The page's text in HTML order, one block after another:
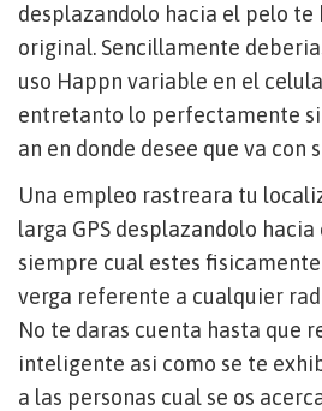
desplazandolo hacia el pelo te
original. Sencillamente
uso Happn variable en el
entretanto lo perfectamente
an en donde desee que va con
Una empleo rastreara tu
larga GPS desplazandolo
siempre cual estes
verga referente a cualquier
No te daras cuenta hasta que
inteligente asi­ como se te
a las personas cual se os